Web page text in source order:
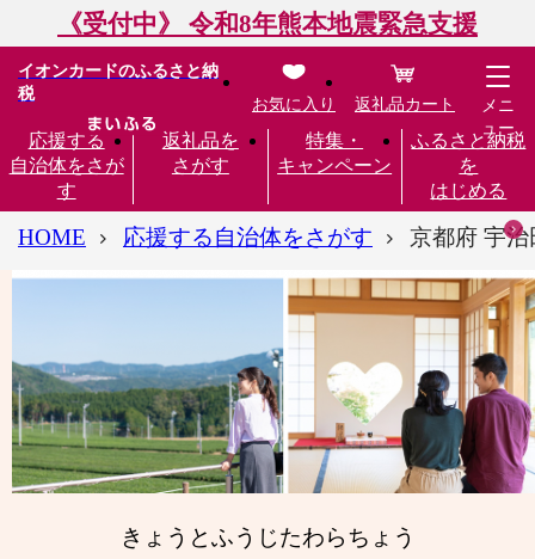
《受付中》 令和8年熊本地震緊急支援
イオンカードのふるさと納
税
応援する
自治体をさが
す
返礼品を
さがす
特集・
キャンペーン
ふるさと納税
を
はじめる
お気に入り 返礼品カート
メニ
ュー
HOME 応援する自治体をさがす 京都府 宇治
きょうとふうじたわらちょう